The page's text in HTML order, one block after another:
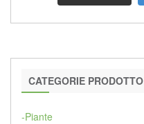
CATEGORIE PRODOTTO
-Piante